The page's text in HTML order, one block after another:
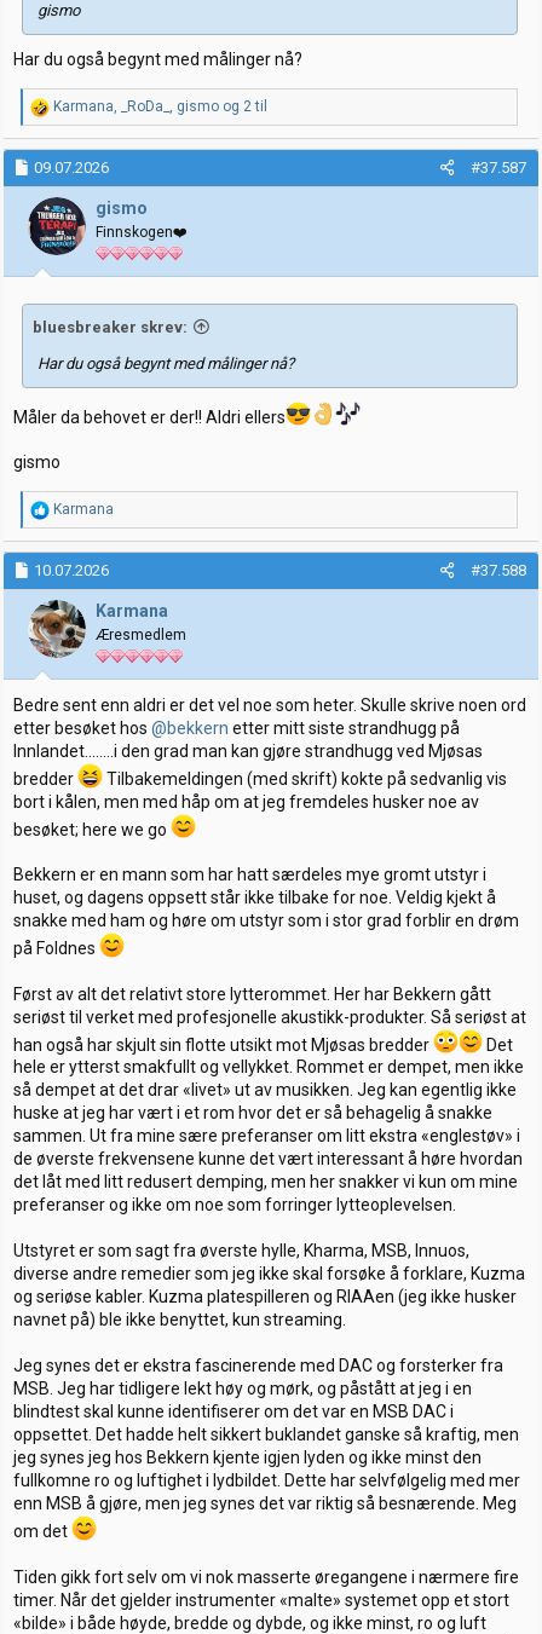
gismo
Har du også begynt med målinger nå?
R
e
a
k
j
o
n
e
r
Karmana _RoDa_ gismo og 2 til
09.07.2026 #37.587
gismo
Finnskogen❤️
bluesbreaker skrev:
Har du også begynt med målinger nå?
Måler da behovet er der!! Aldri ellers
gismo
R
e
a
k
s
j
o
n
e
r
:
Karmana
10.07.2026 #37.588
Karmana
Æresmedlem
Bedre sent enn aldri er det vel noe som heter. Skulle skrive noen ord
etter besøket hos @bekkern etter mitt siste strandhugg på
Innlandet……..i den grad man kan gjøre strandhugg ved Mjøsas
bredder
Tilbakemeldingen (med skrift) kokte på sedvanlig vis
bort i kålen, men med håp om at jeg fremdeles husker noe av
besøket; here we go
Bekkern er en mann som har hatt særdeles mye gromt utstyr i
huset, og dagens oppsett står ikke tilbake for noe. Veldig kjekt å
snakke med ham og høre om utstyr som i stor grad forblir en drøm
på Foldnes
Først av alt det relativt store lytterommet. Her har Bekkern gått
seriøst til verket med profesjonelle akustikk-produkter. Så seriøst at
han også har skjult sin flotte utsikt mot Mjøsas bredder
Det
hele er ytterst smakfullt og vellykket. Rommet er dempet, men ikke
så dempet at det drar «livet» ut av musikken. Jeg kan egentlig ikke
huske at jeg har vært i et rom hvor det er så behagelig å snakke
sammen. Ut fra mine sære preferanser om litt ekstra «englestøv» i
de øverste frekvensene kunne det vært interessant å høre hvordan
det låt med litt redusert demping, men her snakker vi kun om mine
preferanser og ikke om noe som forringer lytteoplevelsen.
Utstyret er som sagt fra øverste hylle, Kharma, MSB, Innuos,
diverse andre remedier som jeg ikke skal forsøke å forklare, Kuzma
og seriøse kabler. Kuzma platespilleren og RIAAen (jeg ikke husker
navnet på) ble ikke benyttet, kun streaming.
Jeg synes det er ekstra fascinerende med DAC og forsterker fra
MSB. Jeg har tidligere lekt høy og mørk, og påstått at jeg i en
blindtest skal kunne identifiserer om det var en MSB DAC i
oppsettet. Det hadde helt sikkert buklandet ganske så kraftig, men
jeg synes jeg hos Bekkern kjente igjen lyden og ikke minst den
fullkomne ro og luftighet i lydbildet. Dette har selvfølgelig med mer
enn MSB å gjøre, men jeg synes det var riktig så besnærende. Meg
om det
Tiden gikk fort selv om vi nok masserte øregangene i nærmere fire
timer. Når det gjelder instrumenter «malte» systemet opp et stort
«bilde» i både høyde, bredde og dybde, og ikke minst, ro og luft